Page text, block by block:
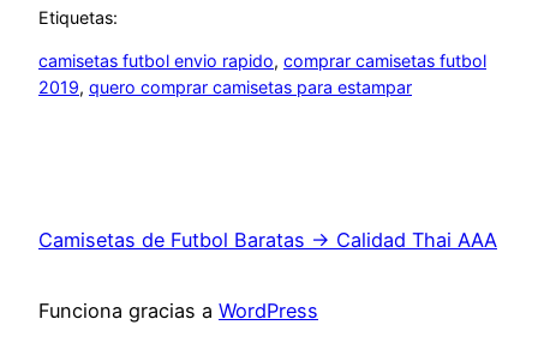
Etiquetas:
camisetas futbol envio rapido, comprar camisetas futbol
2019, quero comprar camisetas para estampar
Camisetas de Futbol Baratas → Calidad Thai AAA
Funciona gracias a WordPress